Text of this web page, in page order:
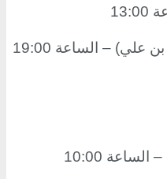
علي) – الساعة 19:00
10:00